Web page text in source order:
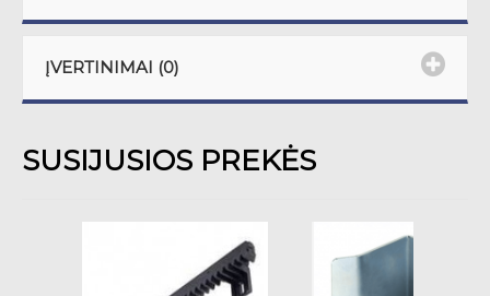
ĮVERTINIMAI (0)
SUSIJUSIOS PREKĖS